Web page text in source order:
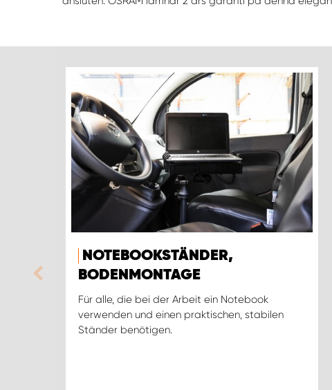
NOTEBOOKSTÄNDER,
BODENMONTAGE
Für alle, die bei der Arbeit ein Notebook
verwenden und einen praktischen, stabilen
Ständer benötigen.